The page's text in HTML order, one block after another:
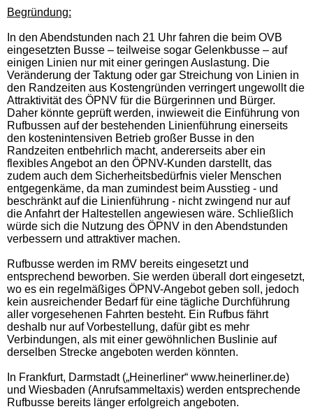
Begründung:
In den Abendstunden nach 21 Uhr fahren die beim OVB
eingesetzten Busse – teilweise sogar Gelenkbusse – auf
einigen Linien nur mit einer geringen Auslastung. Die
Veränderung der Taktung oder gar Streichung von Linien in
den Randzeiten aus Kostengründen verringert ungewollt die
Attraktivität des ÖPNV für die Bürgerinnen und Bürger.
Daher könnte geprüft werden, inwieweit die Einführung von
Rufbussen auf der bestehenden Linienführung einerseits
den kostenintensiven Betrieb großer Busse in den
Randzeiten entbehrlich macht, andererseits aber ein
flexibles Angebot an den ÖPNV-Kunden darstellt, das
zudem auch dem Sicherheitsbedürfnis vieler Menschen
entgegenkäme, da man zumindest beim Ausstieg - und
beschränkt auf die Linienführung - nicht zwingend nur auf
die Anfahrt der Haltestellen angewiesen wäre. Schließlich
würde sich die Nutzung des ÖPNV in den Abendstunden
verbessern und attraktiver machen.
Rufbusse werden im RMV bereits eingesetzt und
entsprechend beworben. Sie werden überall dort eingesetzt,
wo es ein regelmäßiges ÖPNV-Angebot geben soll, jedoch
kein ausreichender Bedarf für eine tägliche Durchführung
aller vorgesehenen Fahrten besteht. Ein Rufbus fährt
deshalb nur auf Vorbestellung, dafür gibt es mehr
Verbindungen, als mit einer gewöhnlichen Buslinie auf
derselben Strecke angeboten werden könnten.
In Frankfurt, Darmstadt („Heinerliner“ www.heinerliner.de)
und Wiesbaden (Anrufsammeltaxis) werden entsprechende
Rufbusse bereits länger erfolgreich angeboten.